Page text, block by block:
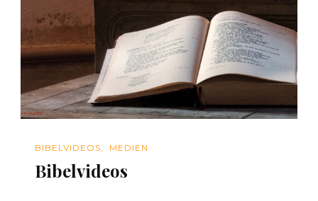
BIBELVIDEOS MEDIEN
Bibelvideos